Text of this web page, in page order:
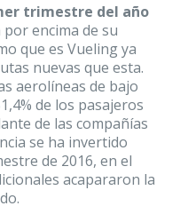
trimestre del año
encima de su
que es Vueling ya
nuevas que esta.
aerolíneas de bajo
de los pasajeros
de las compañías
se ha invertido
de 2016, en el
acapararon la